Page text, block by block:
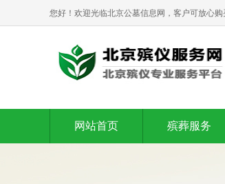
您好！欢迎光临北京公墓信息网，客户可放心购
网站首页 殡葬服务